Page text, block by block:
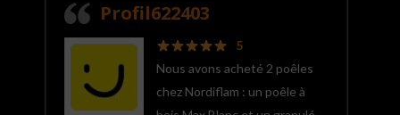
Profil622403
5
Nous avons acheté 2 poêles
chez Nordiflam : un poêle à